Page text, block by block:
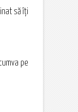
să îţi
pe